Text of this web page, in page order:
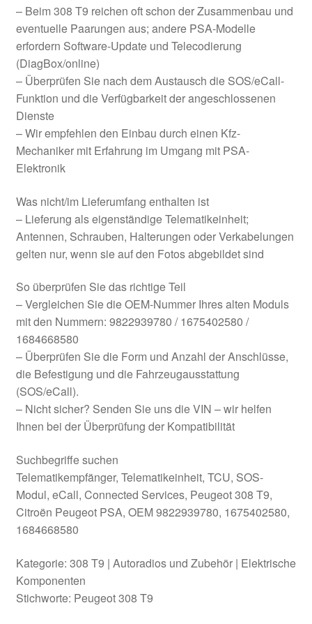
– Beim 308 T9 reichen oft schon der Zusammenbau und
eventuelle Paarungen aus; andere PSA-Modelle
erfordern Software-Update und Telecodierung
(DiagBox/online)
– Überprüfen Sie nach dem Austausch die SOS/eCall-
Funktion und die Verfügbarkeit der angeschlossenen
Dienste
– Wir empfehlen den Einbau durch einen Kfz-
Mechaniker mit Erfahrung im Umgang mit PSA-
Elektronik
Was nicht/im Lieferumfang enthalten ist
– Lieferung als eigenständige Telematikeinheit;
Antennen, Schrauben, Halterungen oder Verkabelungen
gelten nur, wenn sie auf den Fotos abgebildet sind
So überprüfen Sie das richtige Teil
– Vergleichen Sie die OEM-Nummer Ihres alten Moduls
mit den Nummern: 9822939780 / 1675402580 /
1684668580
– Überprüfen Sie die Form und Anzahl der Anschlüsse,
die Befestigung und die Fahrzeugausstattung
(SOS/eCall).
– Nicht sicher? Senden Sie uns die VIN – wir helfen
Ihnen bei der Überprüfung der Kompatibilität
Suchbegriffe suchen
Telematikempfänger, Telematikeinheit, TCU, SOS-
Modul, eCall, Connected Services, Peugeot 308 T9,
Citroën Peugeot PSA, OEM 9822939780, 1675402580,
1684668580
Kategorie: 308 T9 | Autoradios und Zubehör | Elektrische
Komponenten
Stichworte: Peugeot 308 T9